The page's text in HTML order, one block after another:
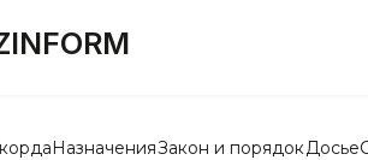
НазначенияЗакон и порядок Досье